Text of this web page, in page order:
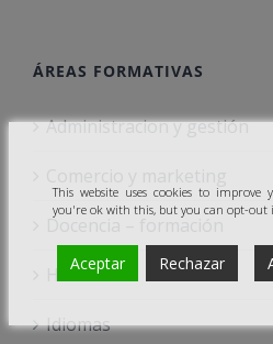
ÁREAS FORMATIVAS
Administracion y gestión
Docencia – formación
Hostelería
Idiomas
This website uses cookies to improve
you're ok with this, but you can opt-out
Aceptar Rechazar